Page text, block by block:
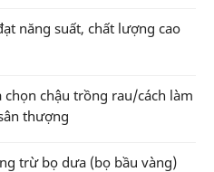
năng suất, chất lượng cao
chậu trồng rau/cách làm
thượng
trừ bọ dưa (bọ bầu vàng)